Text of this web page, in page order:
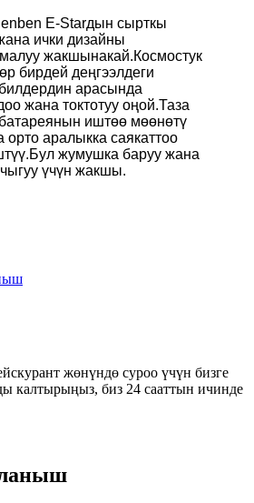
E-Starдын сырткы
ички дизайны
жакшынакай.Космостук
бирдей деңгээлдеги
арасында
жана токтотуу оңой.Таза
иштөө мөөнөтү
орто аралыкка саякаттоо
жумушка баруу жана
үчүн жакшы.
жөнүндө суроо үчүн бизге
калтырыңыз, биз 24 сааттын ичинде